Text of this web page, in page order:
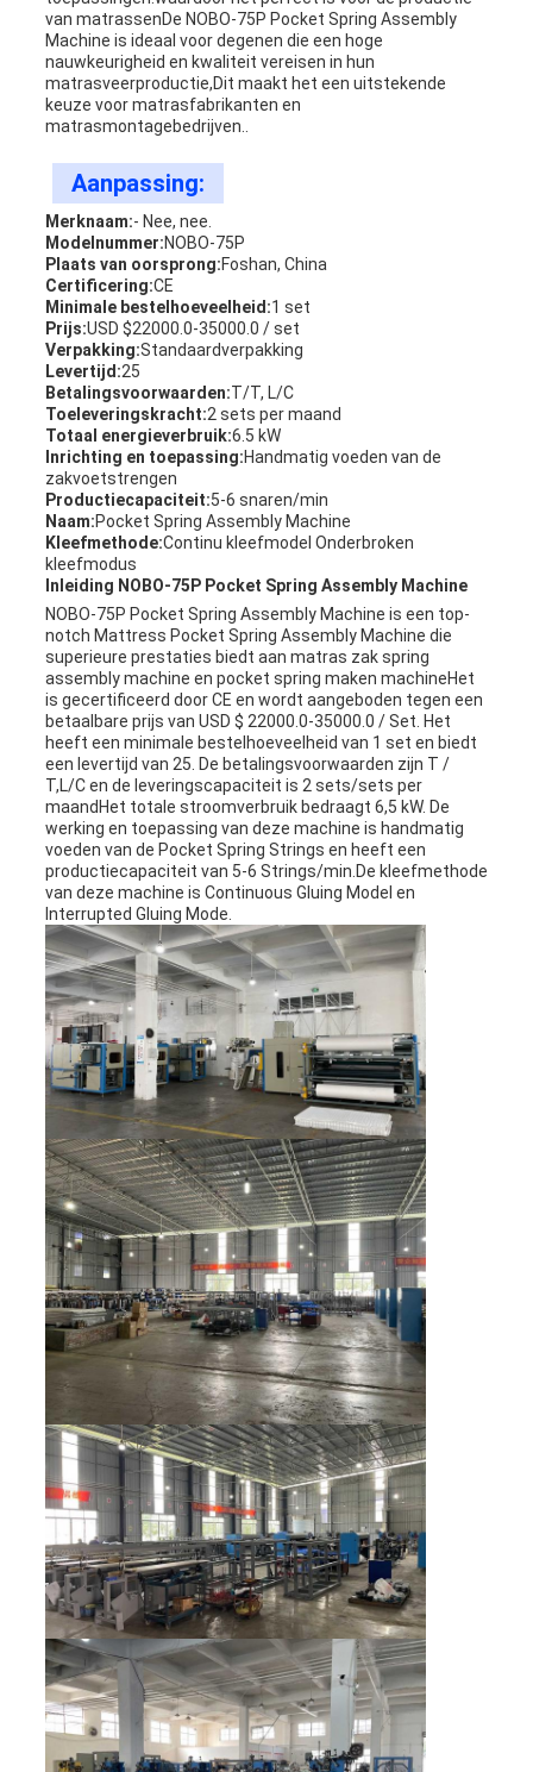
van matrassenDe NOBO-75P Pocket Spring Assembly
Machine is ideaal voor degenen die een hoge
nauwkeurigheid en kwaliteit vereisen in hun
matrasveerproductie,Dit maakt het een uitstekende
keuze voor matrasfabrikanten en
matrasmontagebedrijven..
Aanpassing:
Merknaam:- Nee, nee.
Modelnummer:NOBO-75P
Plaats van oorsprong:Foshan, China
Certificering:CE
Minimale bestelhoeveelheid:1 set
Prijs:USD $22000.0-35000.0 / set
Verpakking:Standaardverpakking
Levertijd:25
Betalingsvoorwaarden:T/T, L/C
Toeleveringskracht:2 sets per maand
Totaal energieverbruik:6.5 kW
Inrichting en toepassing:Handmatig voeden van de
zakvoetstrengen
Productiecapaciteit:5-6 snaren/min
Naam:Pocket Spring Assembly Machine
Kleefmethode:Continu kleefmodel Onderbroken
kleefmodus
Inleiding NOBO-75P Pocket Spring Assembly Machine
NOBO-75P Pocket Spring Assembly Machine is een top-
notch Mattress Pocket Spring Assembly Machine die
superieure prestaties biedt aan matras zak spring
assembly machine en pocket spring maken machineHet
is gecertificeerd door CE en wordt aangeboden tegen een
betaalbare prijs van USD $ 22000.0-35000.0 / Set. Het
heeft een minimale bestelhoeveelheid van 1 set en biedt
een levertijd van 25. De betalingsvoorwaarden zijn T /
T,L/C en de leveringscapaciteit is 2 sets/sets per
maandHet totale stroomverbruik bedraagt 6,5 kW. De
werking en toepassing van deze machine is handmatig
voeden van de Pocket Spring Strings en heeft een
productiecapaciteit van 5-6 Strings/min.De kleefmethode
van deze machine is Continuous Gluing Model en
Interrupted Gluing Mode.